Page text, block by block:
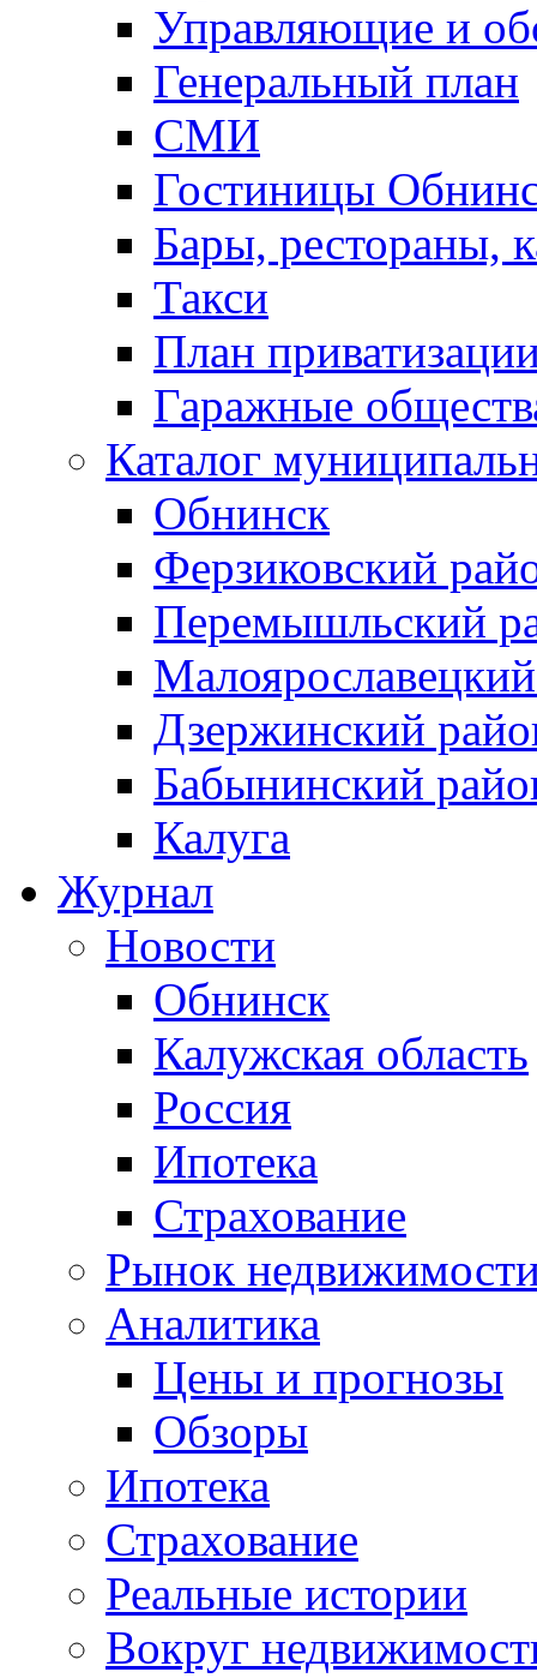
Управляющие и
Генеральный план
СМИ
Гостиницы
Бары, рестораны,
Такси
План
Гаражные
Каталог
Обнинск
Ферзиковский
Перемышльский
Дзержинский
Бабынинский
Калуга
Журнал
Новости
Обнинск
Калужская область
Россия
Ипотека
Страхование
Рынок
Аналитика
Цены и прогнозы
Обзоры
Ипотека
Страхование
Реальные истории
Вокруг